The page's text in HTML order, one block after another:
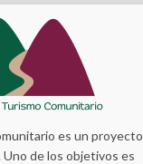
es un proyecto
Uno de los objetivos es